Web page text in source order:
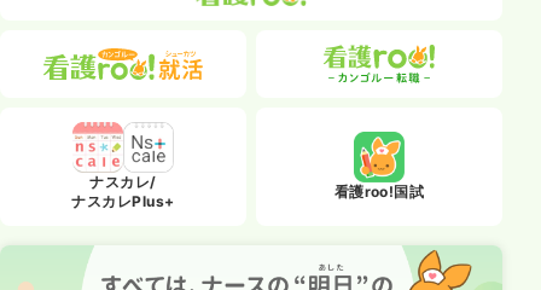
ナスカレ/
ナスカレPlus+
看護roo!国試